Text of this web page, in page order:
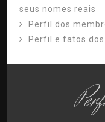
seus nomes reais
Perfil dos
Perfil e fatos